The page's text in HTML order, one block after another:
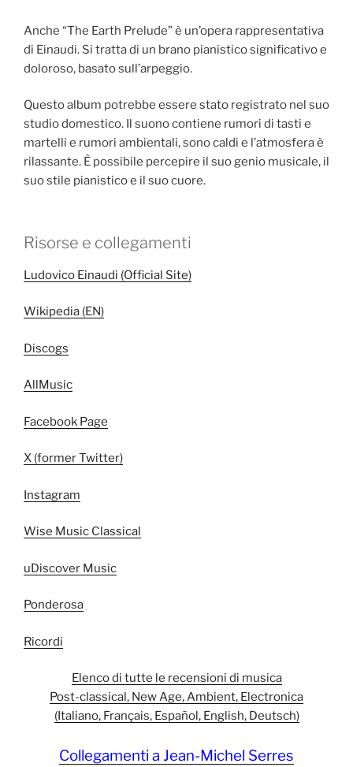
Anche “The Earth Prelude” è un’opera rappresentativa
di Einaudi. Si tratta di un brano pianistico significativo e
doloroso, basato sull’arpeggio.
Questo album potrebbe essere stato registrato nel suo
studio domestico. Il suono contiene rumori di tasti e
martelli e rumori ambientali, sono caldi e l’atmosfera è
rilassante. È possibile percepire il suo genio musicale, il
suo stile pianistico e il suo cuore.
Risorse e collegamenti
Ludovico Einaudi (Official Site)
Wikipedia (EN)
Discogs
AllMusic
Facebook Page
X (former Twitter)
Instagram
Wise Music Classical
uDiscover Music
Ponderosa
Ricordi
Elenco di tutte le recensioni di musica
Post-classical, New Age, Ambient, Electronica
(Italiano, Français, Español, English, Deutsch)
Collegamenti a Jean-Michel Serres